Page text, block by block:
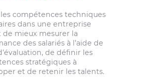
compétences techniques
dans une entreprise
de mieux mesurer la
des salariés à l’aide de
de définir les
stratégiques à
et de retenir les talents.